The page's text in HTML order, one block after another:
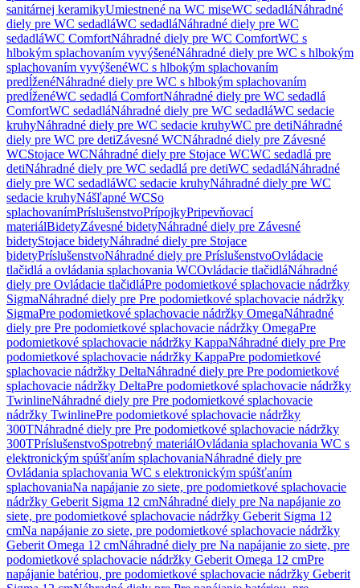
sanitárnej keramikyUmiestnené na WC miseWC sedadláNáhradné
diely pre WC sedadláWC sedadláNáhradné diely pre WC
sedadláWC ComfortNáhradné diely pre WC ComfortWC s
hlbokým splachovaním vyvýšenéNáhradné diely pre WC s hlbokým
splachovaním vyvýšenéWC s hlbokým splachovaním
predĺženéNáhradné diely pre WC s hlbokým splachovaním
predĺženéWC sedadlá ComfortNáhradné diely pre WC sedadlá
ComfortWC sedadláNáhradné diely pre WC sedadláWC sedacie
kruhyNáhradné diely pre WC sedacie kruhyWC pre detiNáhradné
diely pre WC pre detiZávesné WCNáhradné diely pre Závesné
WCStojace WCNáhradné diely pre Stojace WCWC sedadlá pre
detiNáhradné diely pre WC sedadlá pre detiWC sedadláNáhradné
diely pre WC sedadláWC sedacie kruhyNáhradné diely pre WC
sedacie kruhyNášľapné WCSo
splachovanímPríslušenstvoPrípojkyPripevňovací
materiálBidetyZávesné bidetyNáhradné diely pre Závesné
bidetyStojace bidetyNáhradné diely pre Stojace
bidetyPríslušenstvoNáhradné diely pre PríslušenstvoOvládacie
tlačidlá a ovládania splachovania WCOvládacie tlačidláNáhradné
diely pre Ovládacie tlačidláPre podomietkové splachovacie nádržky
SigmaNáhradné diely pre Pre podomietkové splachovacie nádržky
SigmaPre podomietkové splachovacie nádržky OmegaNáhradné
diely pre Pre podomietkové splachovacie nádržky OmegaPre
podomietkové splachovacie nádržky KappaNáhradné diely pre Pre
podomietkové splachovacie nádržky KappaPre podomietkové
splachovacie nádržky DeltaNáhradné diely pre Pre podomietkové
splachovacie nádržky DeltaPre podomietkové splachovacie nádržky
TwinlineNáhradné diely pre Pre podomietkové splachovacie
nádržky TwinlinePre podomietkové splachovacie nádržky
300TNáhradné diely pre Pre podomietkové splachovacie nádržky
300TPríslušenstvoSpotrebný materiálOvládania splachovania WC s
elektronickým spúšťaním splachovaniaNáhradné diely pre
Ovládania splachovania WC s elektronickým spúšťaním
splachovaniaNa napájanie zo siete, pre podomietkové splachovacie
nádržky Geberit Sigma 12 cmNáhradné diely pre Na napájanie zo
siete, pre podomietkové splachovacie nádržky Geberit Sigma 12
cmNa napájanie zo siete, pre podomietkové splachovacie nádržky
Geberit Omega 12 cmNáhradné diely pre Na napájanie zo siete, pre
podomietkové splachovacie nádržky Geberit Omega 12 cmPre
napájanie batériou, pre podomietkové splachovacie nádržky Geberit